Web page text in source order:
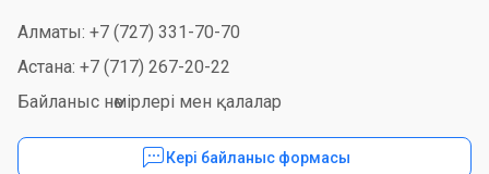
Алматы: +7 (727) 331-70-70
Астана: +7 (717) 267-20-22
Байланыс нөмірлері мен қалалар
Кері байланыс формасы